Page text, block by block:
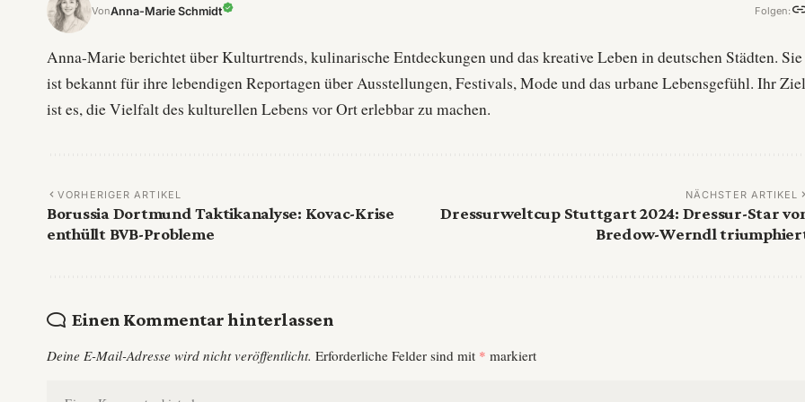
VonAnna-Marie Schmidt Folgen:
Anna-Marie berichtet über Kulturtrends, kulinarische Entdeckungen und das kreative Leben in deutschen Städten. Sie
ist bekannt für ihre lebendigen Reportagen über Ausstellungen, Festivals, Mode und das urbane Lebensgefühl. Ihr Ziel
ist es, die Vielfalt des kulturellen Lebens vor Ort erlebbar zu machen.
VORHERIGER ARTIKEL
Borussia Dortmund Taktikanalyse: Kovac-Krise
enthüllt BVB-Probleme
NÄCHSTER ARTIKEL
Dressurweltcup Stuttgart 2024: Dressur-Star
Bredow-Werndl
Einen Kommentar hinterlassen
Deine E-Mail-Adresse wird nicht veröffentlicht. Erforderliche Felder sind mit * markiert